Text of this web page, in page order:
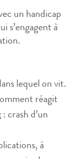
un handicap
s’engagent à
lequel on vit.
réagit
: crash d’un
à